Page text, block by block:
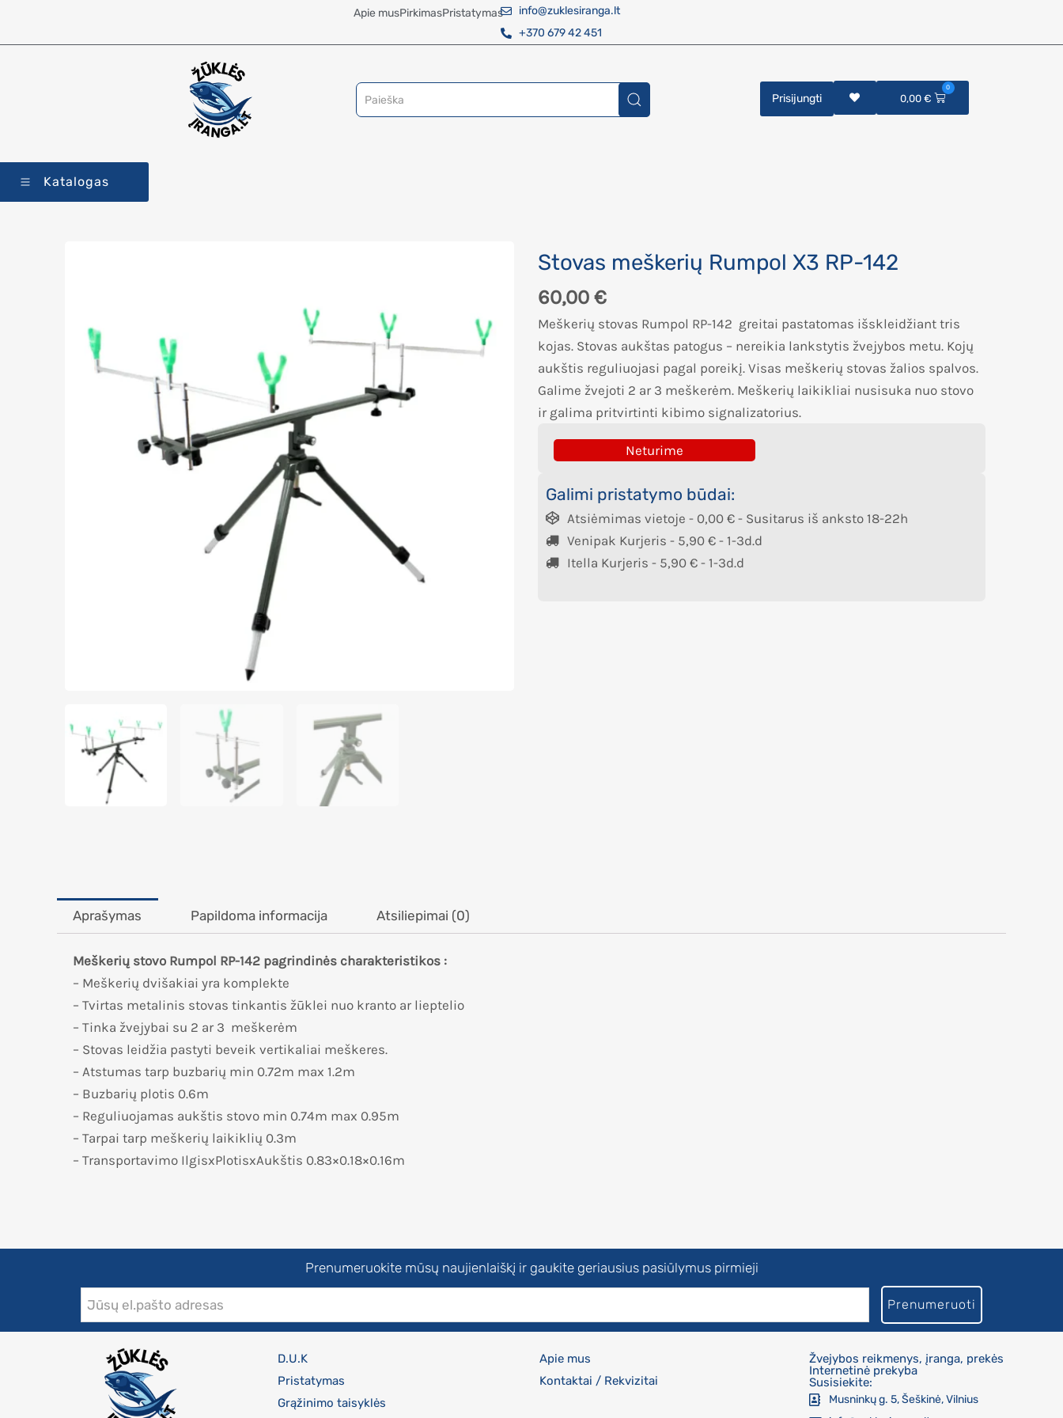
Apie musPirkimasPristatymas
info@zuklesiranga.lt
+370 679 42 451
0,00 €
0
Prisijungti
Katalogas
Stovas meškerių Rumpol X3 RP-142
60,00 €
Meškerių stovas Rumpol RP-142 greitai pastatomas išskleidžiant tris
kojas. Stovas aukštas patogus – nereikia lankstytis žvejybos metu. Kojų
aukštis reguliuojasi pagal poreikį. Visas meškerių stovas žalios spalvos.
Galime žvejoti 2 ar 3 meškerėm. Meškerių laikikliai nusisuka nuo stovo
ir galima pritvirtinti kibimo signalizatorius.
Neturime
Galimi pristatymo būdai:
Atsiėmimas vietoje - 0,00 € - Susitarus iš anksto 18-22h
Venipak Kurjeris - 5,90 € - 1-3d.d
Itella Kurjeris - 5,90 € - 1-3d.d
Aprašymas Papildoma informacija Atsiliepimai (0)
Meškerių stovo Rumpol RP-142 pagrindinės charakteristikos :
– Meškerių dvišakiai yra komplekte
– Tvirtas metalinis stovas tinkantis žūklei nuo kranto ar lieptelio
– Tinka žvejybai su 2 ar 3 meškerėm
– Stovas leidžia pastyti beveik vertikaliai meškeres.
– Atstumas tarp buzbarių min 0.72m max 1.2m
– Buzbarių plotis 0.6m
– Reguliuojamas aukštis stovo min 0.74m max 0.95m
– Tarpai tarp meškerių laikiklių 0.3m
– Transportavimo IlgisxPlotisxAukštis 0.83×0.18×0.16m
Prenumeruokite mūsų naujienlaiškį ir gaukite geriausius pasiūlymus pirmieji
Prenumeruoti
D.U.K
Pristatymas
Grąžinimo taisyklės
Apie mus
Kontaktai / Rekvizitai
Žvejybos reikmenys, įranga, prekės
Internetinė prekyba
Susisiekite:
Musninkų g. 5, Šeškinė, Vilnius